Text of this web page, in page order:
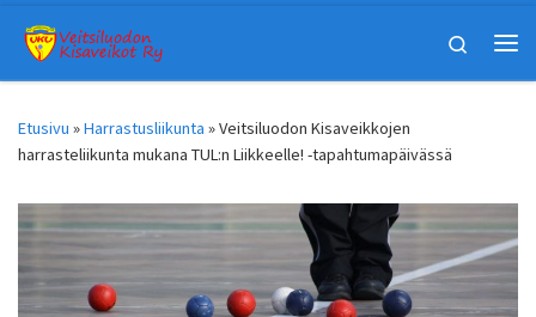
Skip to content
Search
Etusivu »Harrastusliikunta »Veitsiluodon Kisaveikkojen
harrasteliikunta mukana TUL:n Liikkeelle! -tapahtumapäivässä